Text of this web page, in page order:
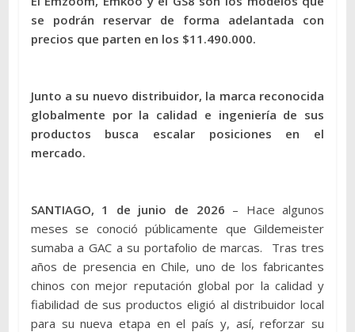
se podrán reservar de forma adelantada con
precios que parten en los $11.490.000.
Junto a su nuevo distribuidor, la marca reconocida
globalmente por la calidad e ingeniería de sus
productos busca escalar posiciones en el
mercado.
SANTIAGO, 1 de junio de 2026 – Hace algunos
meses se conoció públicamente que Gildemeister
sumaba a GAC a su portafolio de marcas. Tras tres
años de presencia en Chile, uno de los fabricantes
chinos con mejor reputación global por la calidad y
fiabilidad de sus productos eligió al distribuidor local
para su nueva etapa en el país y, así, reforzar su